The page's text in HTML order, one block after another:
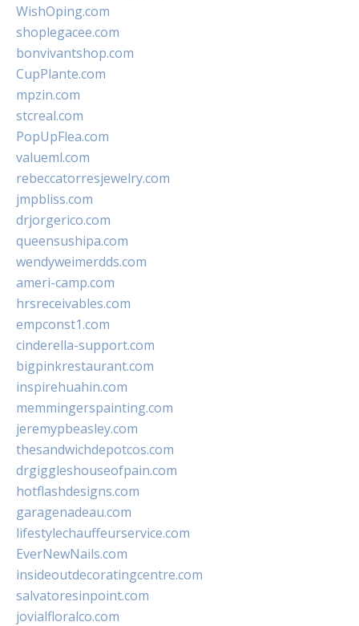
WishOping.com
shoplegacee.com
bonvivantshop.com
CupPlante.com
mpzin.com
stcreal.com
PopUpFlea.com
valueml.com
rebeccatorresjewelry.com
jmpbliss.com
drjorgerico.com
queensushipa.com
wendyweimerdds.com
ameri-camp.com
hrsreceivables.com
empconst1.com
cinderella-support.com
bigpinkrestaurant.com
inspirehuahin.com
memmingerspainting.com
jeremypbeasley.com
thesandwichdepotcos.com
drgiggleshouseofpain.com
hotflashdesigns.com
garagenadeau.com
lifestylechauffeurservice.com
EverNewNails.com
insideoutdecoratingcentre.com
salvatoresinpoint.com
jovialfloralco.com